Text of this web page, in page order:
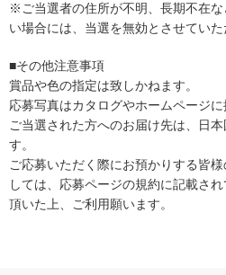
※ご当選者の住所が不明、長期不在
い場合には、当選を無効とさせていた
■その他注意事項
賞品や色の指定は致しかねます。
応募写真はカタログやホームページ
ご当選された方へのお届け先は、日
す。
ご応募いただく際にお預かりする皆
しては、応募ページの規約に記載さ
頂いた上、ご利用願います。